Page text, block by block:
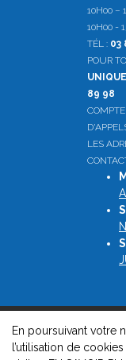
10H00 –
10H00 -
TÉL : 03
POUR
UNIQUE
89 98
LES
© 2026, Greffe du
légales-Contact
En poursuivant votre
l’utilisation de